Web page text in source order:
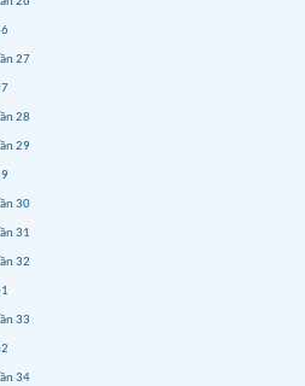
27
28
29
30
31
32
33
34